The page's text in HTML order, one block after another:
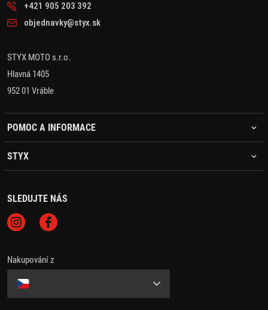
+421 905 203 392
objednavky@styx.sk
STYX MOTO s.r.o.
Hlavná 1405
952 01 Vráble
POMOC A INFORMACE
STYX
SLEDUJTE NÁS
Nakupování z